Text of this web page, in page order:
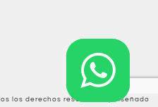
los derechos reservados | Diseñado